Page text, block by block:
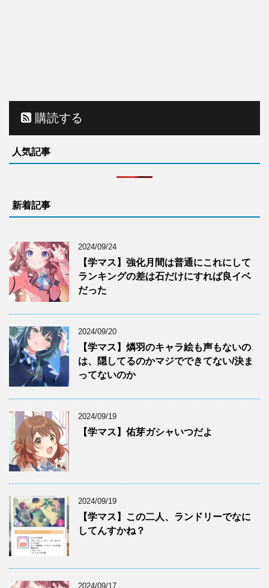
購読する
人気記事
新着記事
2024/09/24
【学マス】強化月間は普通にこれにして
ランキングの差は石だけにすれば良イベ
だった
2024/09/20
【学マス】燐羽のキャラ絵も声もないの
は、隠してるのかマジでできてない/決ま
ってないのか
2024/09/19
【学マス】佑芽ガシャいつだよ
2024/09/19
【学マス】この二人、ランドリーでなに
してんすかね？
2024/09/17